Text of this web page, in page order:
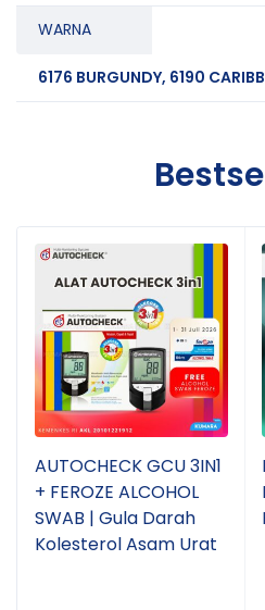
WARNA
6176 BURGUNDY, 6190
AUTOCHECK GCU 3IN1
+ FEROZE ALCOHOL
SWAB | Gula Darah
Kolesterol Asam Urat